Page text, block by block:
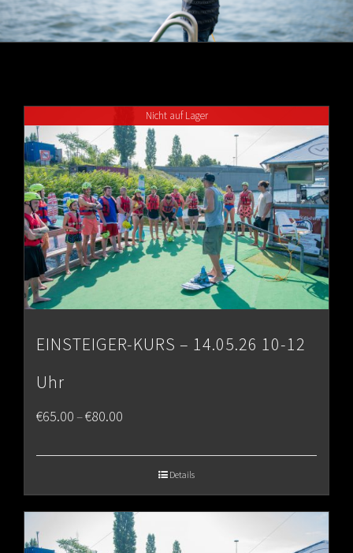
Nicht auf Lager
EINSTEIGER-KURS – 14.05.26 10-12
Uhr
€65.00–€80.00
€80.00
Details